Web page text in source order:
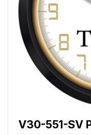
V30-551-SV